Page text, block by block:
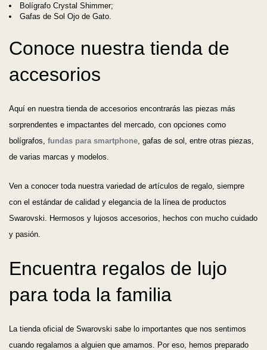
Bolígrafo Crystal Shimmer;
Gafas de Sol Ojo de Gato.
Conoce nuestra tienda de
accesorios
Aquí en nuestra tienda de accesorios encontrarás las piezas más
sorprendentes e impactantes del mercado, con opciones como
bolígrafos, fundas para smartphone , gafas de sol, entre otras piezas,
de varias marcas y modelos.
Ven a conocer toda nuestra variedad de artículos de regalo, siempre
con el estándar de calidad y elegancia de la línea de productos
Swarovski. Hermosos y lujosos accesorios, hechos con mucho cuidado
y pasión.
Encuentra regalos de lujo
para toda la familia
La tienda oficial de Swarovski sabe lo importantes que nos sentimos
cuando regalamos a alguien que amamos. Por eso, hemos preparado